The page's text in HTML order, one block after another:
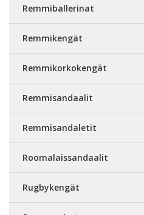
Remmiballerinat
Remmikengät
Remmikorkokengät
Remmisandaalit
Remmisandaletit
Roomalaissandaalit
Rugbykengät